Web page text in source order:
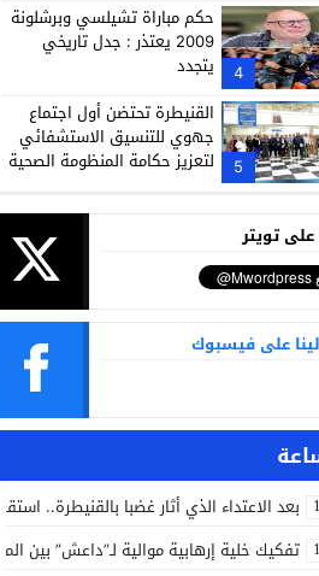
4
حكم مباراة تشيلسي وبرشلونة
2009 يعتذر : جدل تاريخي
يتجدد
5
القنيطرة تحتضن أول اجتماع
جهوي للتنسيق الاستشفائي
لتعزيز حكامة المنظومة الصحية
على تويتر
على فيسبوك
بعد الاعتداء الذي أثار غضبا بالقنيطرة..
تفكيك خلية إرهابية موالية لـ”داعش” بين